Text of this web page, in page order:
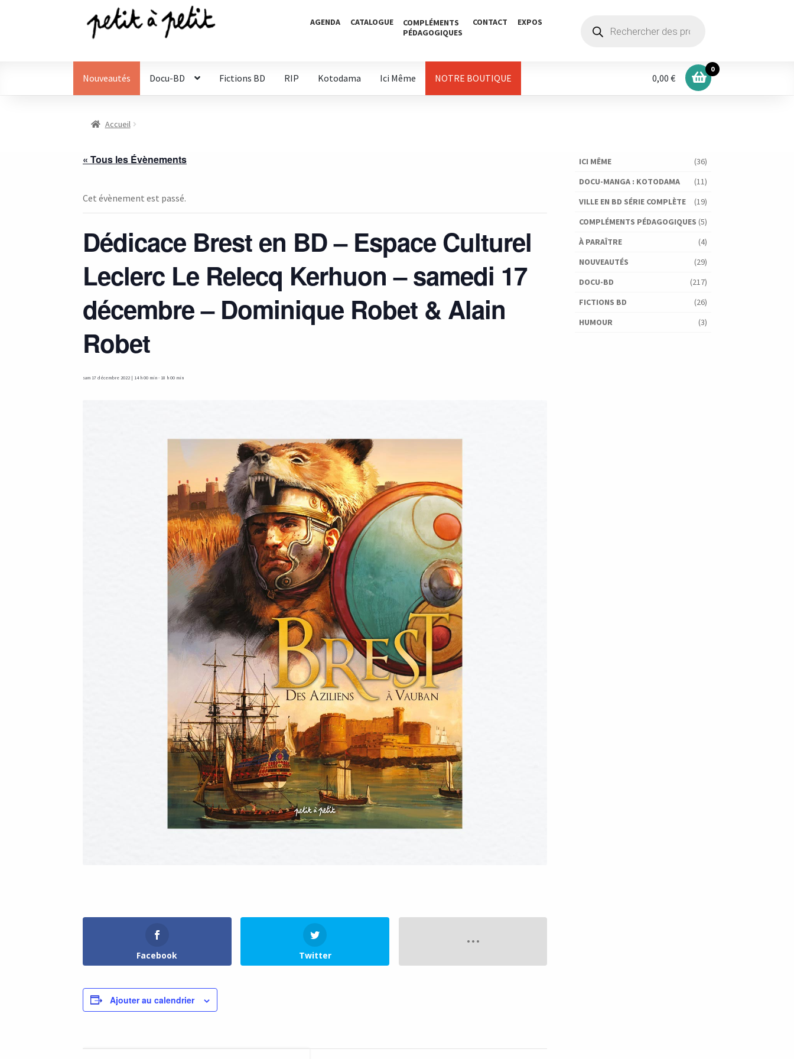
Aller
navigation
Aller
AGENDA CATALOGUE
COMPLÉMENTS
PÉDAGOGIQUES
CONTACT EXPOS
produits
Nouveautés Docu-BD Fictions BD RIP Kotodama Ici Même NOTRE BOUTIQUE 0,00 €
0
Accueil
« Tous les Évènements
Cet évènement est passé.
Dédicace Brest en BD – Espace Culturel
Leclerc Le Relecq Kerhuon – samedi 17
décembre – Dominique Robet & Alain
Robet
sam 17 décembre 2022 | 14 h 00 min - 18 h 00 min
Facebook Twitter
Ajouter au calendrier
ICI MÊME
(36)
DOCU-MANGA : KOTODAMA
(11)
VILLE EN BD SÉRIE COMPLÈTE
(19)
COMPLÉMENTS PÉDAGOGIQUES (5)
À PARAÎTRE
(4)
NOUVEAUTÉS
(29)
DOCU-BD
(217)
FICTIONS BD
(26)
HUMOUR
(3)